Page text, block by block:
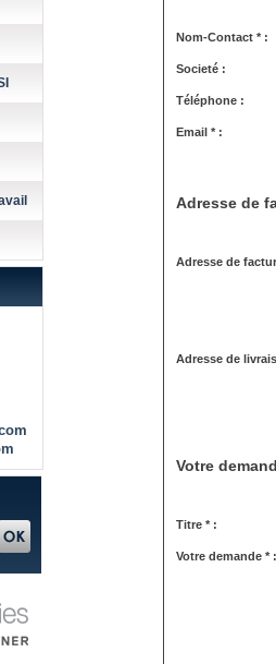
Nom-Contact * :
Societé :
Téléphone :
Email * :
Adresse de
Adresse de
Adresse de
Votre
Titre * :
Votre demande * :